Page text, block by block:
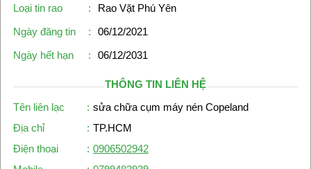
Loại tin rao
:
Rao Vặt Phú Yên
Ngày đăng tin
:
06/12/2021
Ngày hết hạn
: 06/12/2031
THÔNG TIN LIÊN HỆ
Tên liên lạc
: sửa chữa cụm máy nén Copeland
Địa chỉ
: TP.HCM
Điện thoại
: 0906502942